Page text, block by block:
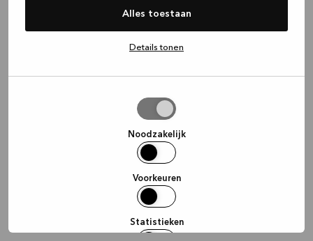
Alles toestaan
Details tonen
Noodzakelijk
Voorkeuren
Statistieken